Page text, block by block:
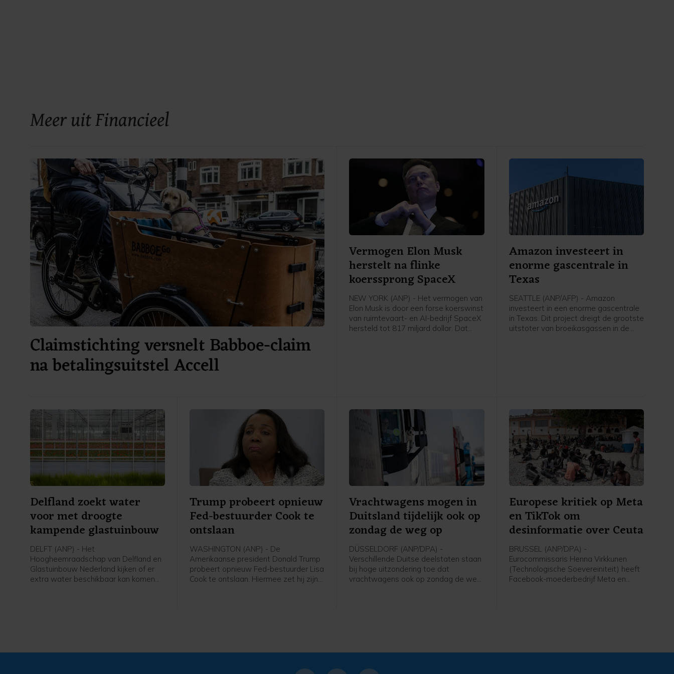
Meer uit Financieel
Claimstichting versnelt Babboe-claim
na betalingsuitstel Accell
Vermogen Elon Musk
herstelt na flinke
koerssprong SpaceX
NEW YORK (ANP) - Het vermogen van
Elon Musk is door een forse koerswinst
van ruimtevaart- en AI-bedrijf SpaceX
hersteld tot 817 miljard dollar. Dat
Amazon investeert in
enorme gascentrale in
Texas
SEATTLE (ANP/AFP) - Amazon
investeert in een enorme gascentrale
in Texas. Dit project dreigt de grootste
uitstoter van broeikasgassen in de
Delfland zoekt water
voor met droogte
kampende glastuinbouw
DELFT (ANP) - Het
Hoogheemraadschap van Delfland en
Glastuinbouw Nederland kijken of er
extra water beschikbaar kan komen
Trump probeert opnieuw
Fed-bestuurder Cook te
ontslaan
WASHINGTON (ANP) - De
Amerikaanse president Donald Trump
probeert opnieuw Fed-bestuurder Lisa
Cook te ontslaan. Hiermee zet hij zijn
Vrachtwagens mogen in
Duitsland tijdelijk ook op
zondag de weg op
DÜSSELDORF (ANP/DPA) -
Verschillende Duitse deelstaten staan
bij hoge uitzondering toe dat
vrachtwagens ook op zondag de weg
Europese kritiek op Meta
en TikTok om
desinformatie over Ceuta
BRUSSEL (ANP/DPA) -
Eurocommissaris Henna Virkkunen
(Technologische Soevereiniteit) heeft
Facebook-moederbedrijf Meta en